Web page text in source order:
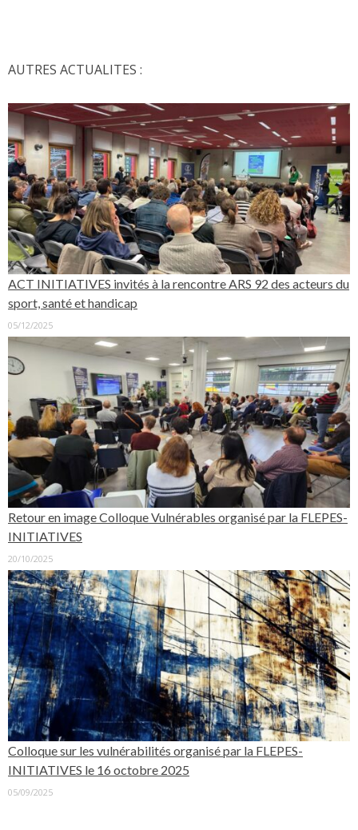
AUTRES ACTUALITES :
ACT INITIATIVES invités à la rencontre ARS 92 des acteurs du
sport, santé et handicap
05/12/2025
Retour en image Colloque Vulnérables organisé par la FLEPES-
INITIATIVES
20/10/2025
Colloque sur les vulnérabilités organisé par la FLEPES-
INITIATIVES le 16 octobre 2025
05/09/2025